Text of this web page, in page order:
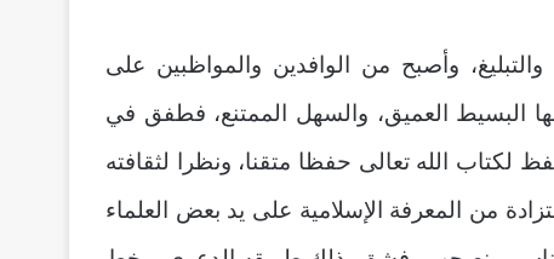
وأصبح من الوافدين والمواظبين على
البسيط العميق، والسهل الممتنع، فطفق في
لكتاب الله تعالى حفظا متقنا، ونظرا لثقافته
من المعرفة الإسلامية على يد بعض العلماء